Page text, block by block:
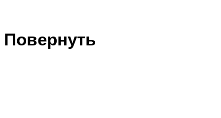
Повернуть